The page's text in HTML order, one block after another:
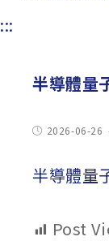
:::
半導體量
Post2026-06-26
半導體量
Post